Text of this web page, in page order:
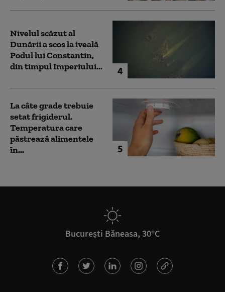
4
Nivelul scăzut al
Dunării a scos la iveală
Podul lui Constantin,
din timpul Imperiului...
5
La câte grade trebuie
setat frigiderul.
Temperatura care
păstrează alimentele
în...
București Băneasa, 30°C